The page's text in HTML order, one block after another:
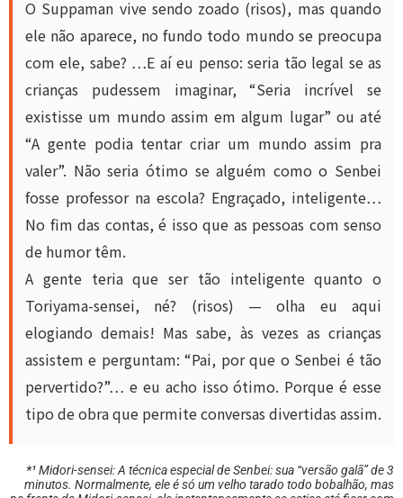
O Suppaman vive sendo zoado (risos), mas quando
ele não aparece, no fundo todo mundo se preocupa
com ele, sabe? …E aí eu penso: seria tão legal se as
crianças pudessem imaginar, “Seria incrível se
existisse um mundo assim em algum lugar” ou até
“A gente podia tentar criar um mundo assim pra
valer”. Não seria ótimo se alguém como o Senbei
fosse professor na escola? Engraçado, inteligente…
No fim das contas, é isso que as pessoas com senso
de humor têm.
A gente teria que ser tão inteligente quanto o
Toriyama-sensei, né? (risos) — olha eu aqui
elogiando demais! Mas sabe, às vezes as crianças
assistem e perguntam: “Pai, por que o Senbei é tão
pervertido?”… e eu acho isso ótimo. Porque é esse
tipo de obra que permite conversas divertidas assim.
*¹Midori-sensei:A técnica especial de Senbei: sua “versão galã” de 3
minutos. Normalmente, ele é só um velho tarado todo bobalhão, mas